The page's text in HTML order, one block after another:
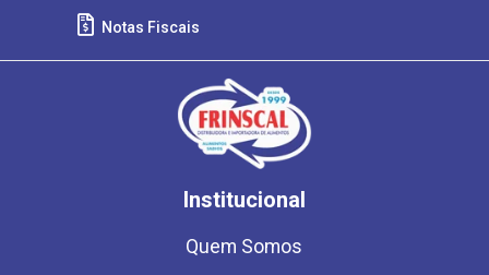
Notas Fiscais
Institucional
Quem Somos